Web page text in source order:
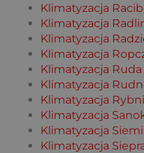
Klimatyzacja
Klimatyzacja
Klimatyzacja
Klimatyzacja
Klimatyzacja Ruda
Klimatyzacja
Klimatyzacja
Klimatyzacja
Klimatyzacja
Klimatyzacja